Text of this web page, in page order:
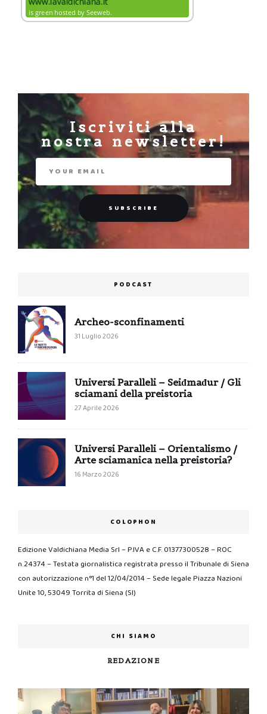
Iscriviti alla
nostra newsletter!
PODCAST
Archeo-sconfinamenti
31 Luglio 2026
Universi Paralleli – Seiđmađur / Gli
sciamani della preistoria
27 Aprile 2026
Universi Paralleli – Orientalismo /
Arte sciamanica nella preistoria?
16 Marzo 2026
COLOPHON
Edizione Valdichiana Media Srl – P.IVA e C.F. 01377300528 – ROC
n.24374 – Testata giornalistica registrata presso il Tribunale di Siena
con autorizzazione n°1 del 12/04/2014 – Sede legale Piazza Nazioni
Unite 10, 53049 Torrita di Siena (SI)
CHI SIAMO
REDAZIONE